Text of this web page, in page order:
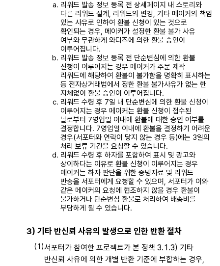
리워드 발송 정보 등록 전 상세페이지 내 스토리와
다른 리워드 설계, 리워드의 변경, 기타 메이커의 책임
있는 사유로 인하여 환불 신청이 있는 것으로
확인되는 경우, 메이커가 설정한 환불 불가 사유
여부와 무관하게 와디즈에 의한 환불 승인이
이루어집니다.
리워드 발송 정보 등록 전 단순변심에 의한 환불
신청이 이루어지는 경우 메이커가 주문 제작
리워드에 해당하여 환불이 불가함을 명확히 표시하는
등 전자상거래법에서 정한 환불 불가사유가 없는 한
지체없이 환불 승인이 이루어집니다.
리워드 수령 후 7일 내 단순변심에 의한 환불 신청이
이루어지는 경우 메이커는 환불 신청이 접수된
날로부터 7영업일 이내에 환불에 대한 승인 여부를
결정합니다. 7영업일 이내에 환불을 결정하기 어려운
경우(서포터와 연락이 닿지 않는 경우 등)에는 3일의
처리 보류 기간을 요청할 수 있습니다.
리워드 수령 후 하자를 포함하여 표시 및 광고와
상이하다는 이유로 환불 신청이 이루어지는 경우
메이커는 하자 판단을 위한 증빙자료 및 리워드
반송을 서포터에게 요청할 수 있으며, 서포터가 이와
같은 메이커의 요청에 협조하지 않을 경우 환불이
불가하거나 단순변심 환불로 처리하여 배송비를
부담하게 될 수 있습니다.
3) 기타 반신뢰 사유의 발생으로 인한 반환 절차
서포터가 참여한 프로젝트가 본 정책 3.1.3) 기타
반신뢰 사유에 의한 개별 반환 기준에 부합하는 경우,